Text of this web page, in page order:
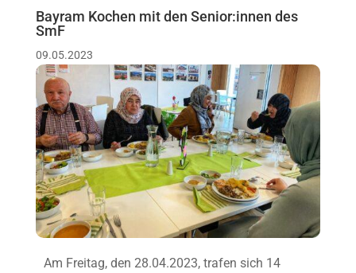
Bayram Kochen mit den Senior:innen des
SmF
09.05.2023
Am Freitag, den 28.04.2023, trafen sich 14